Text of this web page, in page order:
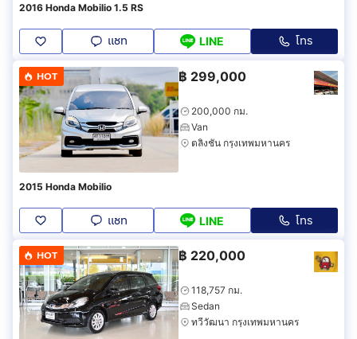
2016 Honda Mobilio 1.5 RS
แชท LINE โทร
HOT ฿ 299,000
200,000 กม.
Van
ตลิ่งชัน กรุงเทพมหานคร
2015 Honda Mobilio
แชท LINE โทร
HOT ฿ 220,000
118,757 กม.
Sedan
ทวีวัฒนา กรุงเทพมหานคร